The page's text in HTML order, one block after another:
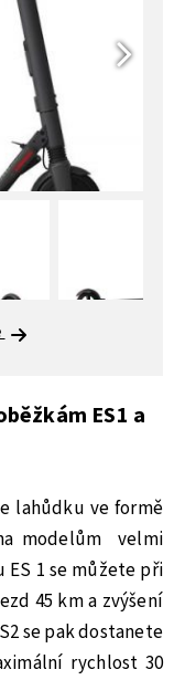
ES1 a
lahůdku ve formě
modelům
velmi
1 se můžete při
45 km a zvýšení
se pak dostanete
rychlost 30